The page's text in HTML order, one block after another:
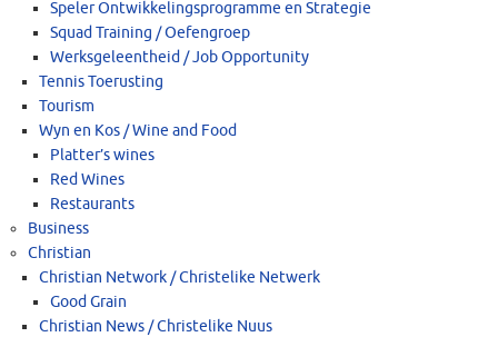
Speler Ontwikkelingsprogramme en Strategie
Squad Training / Oefengroep
Werksgeleentheid / Job Opportunity
Tennis Toerusting
Tourism
Wyn en Kos / Wine and Food
Platter’s wines
Red Wines
Restaurants
Business
Christian
Christian Network / Christelike Netwerk
Good Grain
Christian News / Christelike Nuus